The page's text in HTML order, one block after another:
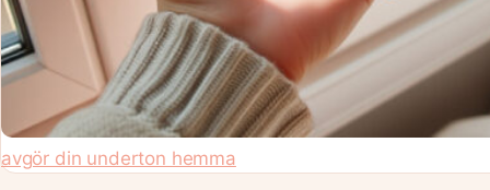
avgör din underton hemma